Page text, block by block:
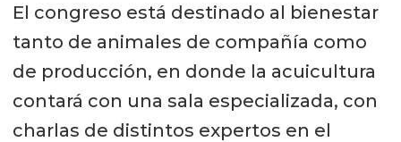
El congreso está destinado al bienestar
tanto de animales de compañía como
de producción, en donde la acuicultura
contará con una sala especializada, con
charlas de distintos expertos en el